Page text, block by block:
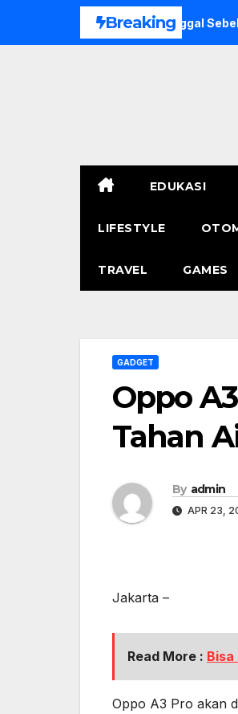
Breaking
Pria di Bogor Meninggal Sebelum
EDUKASI
LIFESTYLE
TRAVEL GAMES
GADGET
Oppo
Tahan
By admin
APR 23,
Jakarta –
Read More : Bisa
Oppo A3 Pro akan